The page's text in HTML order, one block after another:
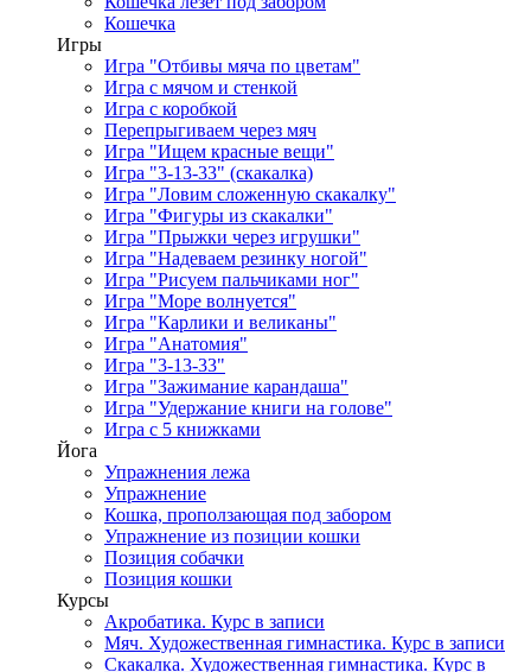
Кошечка
Игры
Игра "Отбивы мяча по цветам"
Игра с мячом и стенкой
Игра с коробкой
Перепрыгиваем через мяч
Игра "Ищем красные вещи"
Игра "3-13-33" (скакалка)
Игра "Ловим сложенную скакалку"
Игра "Фигуры из скакалки"
Игра "Прыжки через игрушки"
Игра "Надеваем резинку ногой"
Игра "Рисуем пальчиками ног"
Игра "Море волнуется"
Игра "Карлики и великаны"
Игра "Анатомия"
Игра "3-13-33"
Игра "Зажимание карандаша"
Игра "Удержание книги на голове"
Игра с 5 книжками
Йога
Упражнения лежа
Упражнение
Кошка, проползающая под забором
Упражнение из позиции кошки
Позиция собачки
Позиция кошки
Курсы
Акробатика. Курс в записи
Мяч. Художественная гимнастика. Курс в записи
Скакалка. Художественная гимнастика. Курс в